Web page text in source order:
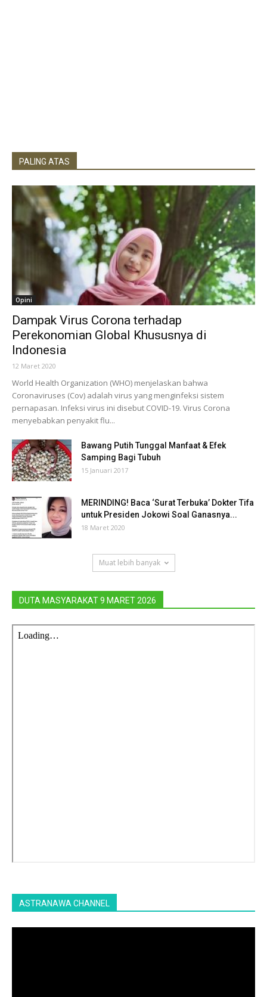
PALING ATAS
Opini
Dampak Virus Corona terhadap
Perekonomian Global Khususnya di
Indonesia
12 Maret 2020
World Health Organization (WHO) menjelaskan bahwa
Coronaviruses (Cov) adalah virus yang menginfeksi sistem
pernapasan. Infeksi virus ini disebut COVID-19. Virus Corona
menyebabkan penyakit flu...
Bawang Putih Tunggal Manfaat & Efek
Samping Bagi Tubuh
15 Januari 2017
MERINDING! Baca ‘Surat Terbuka’ Dokter Tifa
untuk Presiden Jokowi Soal Ganasnya...
18 Maret 2020
Muat lebih banyak
DUTA MASYARAKAT 9 MARET 2026
ASTRANAWA CHANNEL